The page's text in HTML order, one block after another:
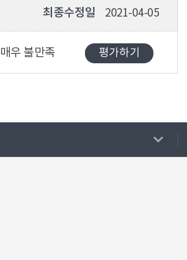
최종수정일 2021-04-05
매우 불만족